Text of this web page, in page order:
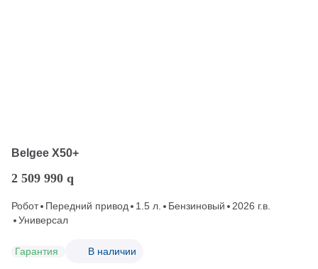
Belgee X50+
2 509 990 q
Робот Передний привод 1.5 л. Бензиновый
2026 г.в.
Универсал
Гарантия В наличии